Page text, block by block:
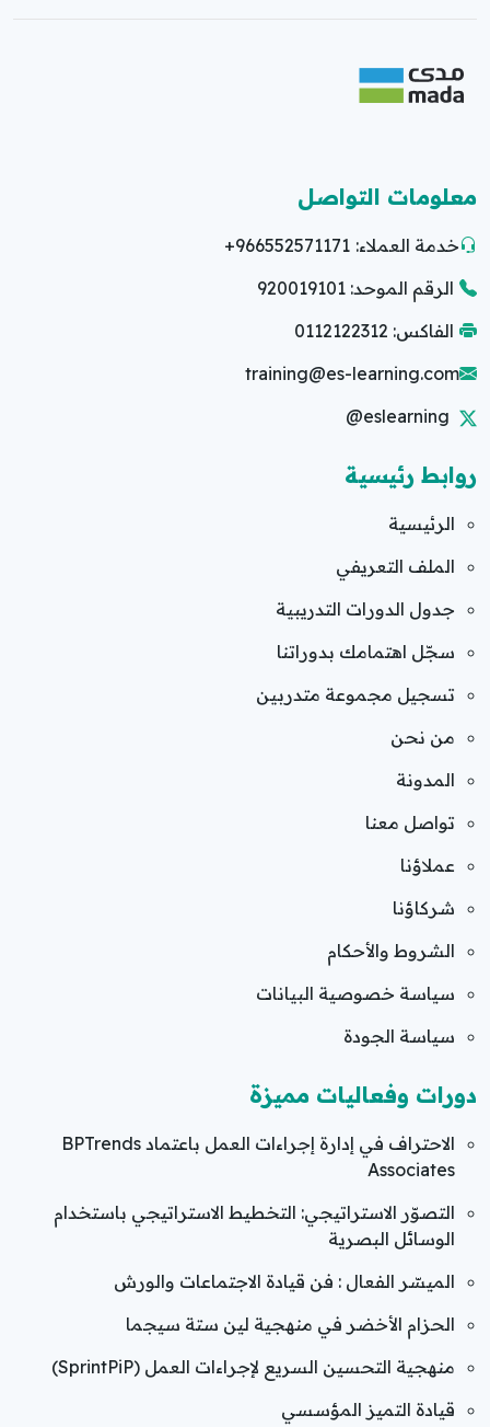
معلومات التواصل
خدمة العملاء: +966552571171
الرقم الموحد: 920019101
الفاكس: 0112122312
training@es-learning.com
@eslearning
روابط رئيسية
الرئيسية
الملف التعريفي
جدول الدورات التدريبية
سجّل اهتمامك بدوراتنا
تسجيل مجموعة متدربين
من نحن
المدونة
تواصل معنا
عملاؤنا
شركاؤنا
الشروط والأحكام
سياسة خصوصية البيانات
سياسة الجودة
دورات وفعاليات مميزة
الاحتراف في إدارة إجراءات العمل باعتماد BPTrends
Associates
التصوّر الاستراتيجي: التخطيط الاستراتيجي باستخدام
الوسائل البصرية
الميسّر الفعال : فن قيادة الاجتماعات والورش
الحزام الأخضر في منهجية لين ستة سيجما
منهجية التحسين السريع لإجراءات العمل (SprintPiP)
قيادة التميز المؤسسي